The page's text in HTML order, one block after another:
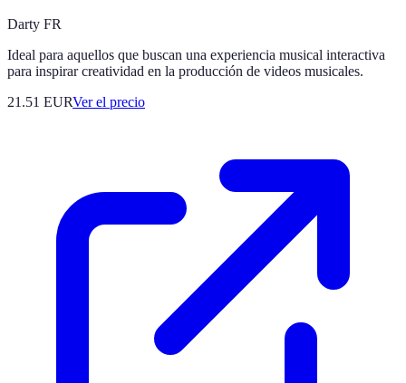
Darty FR
Ideal para aquellos que buscan una experiencia musical interactiva
para inspirar creatividad en la producción de videos musicales.
21.51 EURVer el precio